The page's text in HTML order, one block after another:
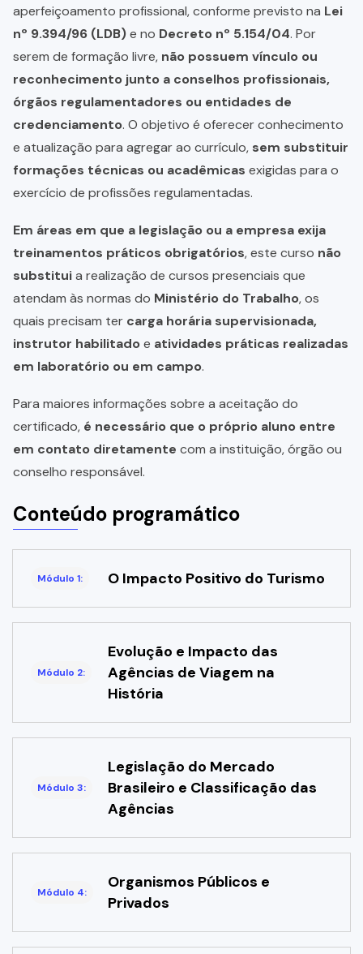
aperfeiçoamento profissional, conforme previsto na Lei
nº 9.394/96 (LDB)e no Decreto nº 5.154/04. Por
serem de formação livre, não possuem vínculo ou
reconhecimento junto a conselhos profissionais,
órgãos regulamentadores ou entidades de
credenciamento. O objetivo é oferecer conhecimento
e atualização para agregar ao currículo, sem substituir
formações técnicas ou acadêmicas exigidas para o
exercício de profissões regulamentadas.
Em áreas em que a legislação ou a empresa exija
treinamentos práticos obrigatórios, este curso não
substituia realização de cursos presenciais que
atendam às normas do Ministério do Trabalho, os
quais precisam ter carga horária supervisionada,
instrutor habilitadoe atividades práticas realizadas
em laboratório ou em campo.
Para maiores informações sobre a aceitação do
certificado, é necessário que o próprio aluno entre
em contato diretamente com a instituição, órgão ou
conselho responsável.
Conteúdo programático
Módulo 1: O Impacto Positivo do Turismo
Módulo 2:
Evolução e Impacto das
Agências de Viagem na
História
Módulo 3:
Legislação do Mercado
Brasileiro e Classificação das
Agências
Módulo 4:
Organismos Públicos e
Privados